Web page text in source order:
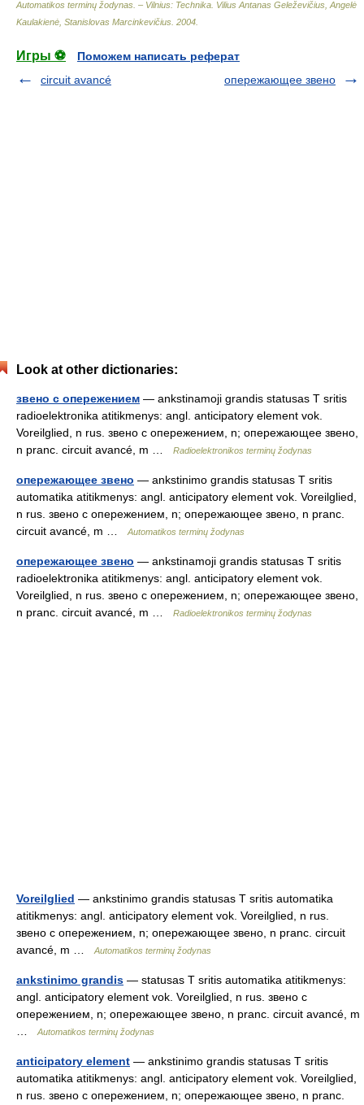
Automatikos terminų žodynas. – Vilnius: Technika Vilius Antanas Geleževičius, Angelė
Kaulakienė, Stanislovas Marcinkevičius 2004
Игры ⚽
Поможем написать реферат
circuit avancé
опережающее звено
Look at other dictionaries:
звено с опережением — ankstinamoji grandis statusas T sritis
radioelektronika atitikmenys: angl. anticipatory element vok.
Voreilglied, n rus. звено с опережением, n; опережающее звено,
n pranc. circuit avancé, m …
Radioelektronikos terminų žodynas
опережающее звено — ankstinimo grandis statusas T sritis
automatika atitikmenys: angl. anticipatory element vok. Voreilglied,
n rus. звено с опережением, n; опережающее звено, n pranc.
circuit avancé, m …
Automatikos terminų žodynas
опережающее звено — ankstinamoji grandis statusas T sritis
radioelektronika atitikmenys: angl. anticipatory element vok.
Voreilglied, n rus. звено с опережением, n; опережающее звено,
n pranc. circuit avancé, m …
Radioelektronikos terminų žodynas
Voreilglied — ankstinimo grandis statusas T sritis automatika
atitikmenys: angl. anticipatory element vok. Voreilglied, n rus.
звено с опережением, n; опережающее звено, n pranc. circuit
avancé, m …
Automatikos terminų žodynas
ankstinimo grandis — statusas T sritis automatika atitikmenys:
angl. anticipatory element vok. Voreilglied, n rus. звено с
опережением, n; опережающее звено, n pranc. circuit avancé, m
Automatikos terminų žodynas
anticipatory element — ankstinimo grandis statusas T sritis
automatika atitikmenys: angl. anticipatory element vok. Voreilglied,
n rus. звено с опережением, n; опережающее звено, n pranc.